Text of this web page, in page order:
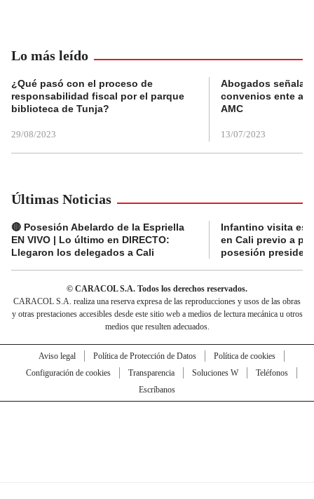
Lo más leído
¿Qué pasó con el proceso de
responsabilidad fiscal por el parque
biblioteca de Tunja?
29/08/2023
Abogados
convenios ente
AMC
13/07/2023
Últimas Noticias
🔴 Posesión Abelardo de la Espriella
EN VIVO | Lo último en DIRECTO:
Llegaron los delegados a Cali
Infantino visita
en Cali previo a
posesión
© CARACOL S.A. Todos los derechos reservados.
CARACOL S.A. realiza una reserva expresa de las reproducciones y usos de las obras
y otras prestaciones accesibles desde este sitio web a medios de lectura mecánica u otros
medios que resulten adecuados.
Aviso legal Política de Protección de Datos
Política de cookies
Configuración de cookies
Transparencia Soluciones W
Teléfonos
Escríbanos